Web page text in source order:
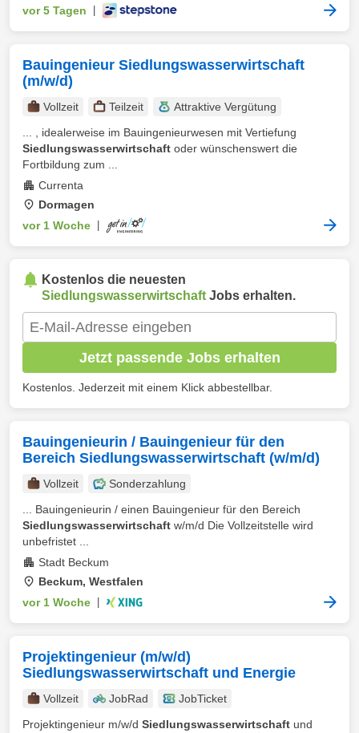
vor 5 Tagen
Bauingenieur Siedlungswasserwirtschaft
(m/w/d)
Vollzeit Teilzeit
Attraktive Vergütung
... , idealerweise im Bauingenieurwesen mit Vertiefung
Siedlungswasserwirtschaft oder wünschenswert die
Fortbildung zum ...
Currenta
Dormagen
vor 1 Woche
Kostenlos die neuesten
Siedlungswasserwirtschaft Jobs erhalten.
Jetzt passende Jobs erhalten
Kostenlos. Jederzeit mit einem Klick abbestellbar.
Bauingenieurin / Bauingenieur für den
Bereich Siedlungswasserwirtschaft (w/m/d)
Vollzeit
Sonderzahlung
... Bauingenieurin / einen Bauingenieur für den Bereich
Siedlungswasserwirtschaft w/m/d Die Vollzeitstelle wird
unbefristet ...
Stadt Beckum
Beckum, Westfalen
vor 1 Woche
Projektingenieur (m/w/d)
Siedlungswasserwirtschaft und Energie
Vollzeit JobRad
JobTicket
Projektingenieur m/w/d Siedlungswasserwirtschaft und